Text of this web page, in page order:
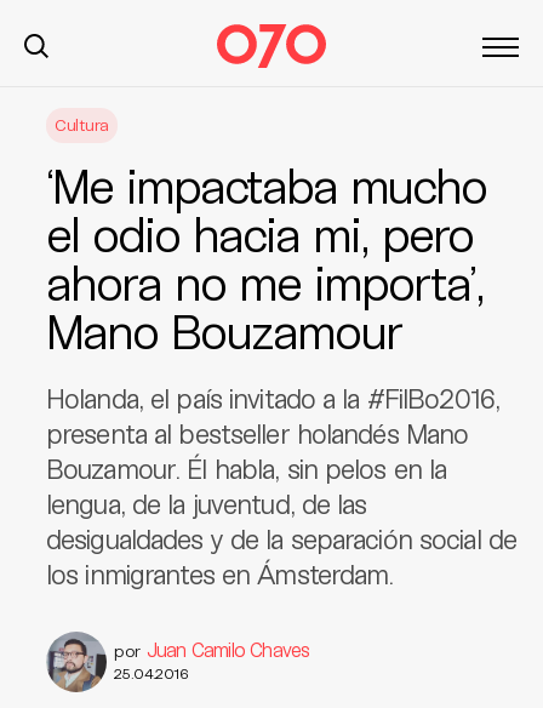
Cultura
‘Me impactaba mucho
el odio hacia mi, pero
ahora no me importa’,
Mano Bouzamour
Holanda, el país invitado a la #FilBo2016,
presenta al bestseller holandés Mano
Bouzamour. Él habla, sin pelos en la
lengua, de la juventud, de las
desigualdades y de la separación social de
los inmigrantes en Ámsterdam.
por Juan Camilo Chaves
25.04.2016